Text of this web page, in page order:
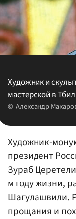
Художник и
мастерской в
Александр
Художник-
президент
Зураб
м году жизни,
Шагулашвили.
прощания и